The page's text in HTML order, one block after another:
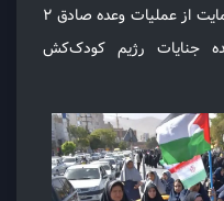
دانش‌آموزان اراکی، صبح امروز، در حمایت از عملیات وعده صادق ۲
جنایات رژیم کودک‌کش